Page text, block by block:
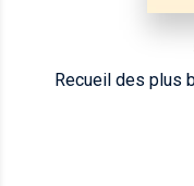
Recueil des plus